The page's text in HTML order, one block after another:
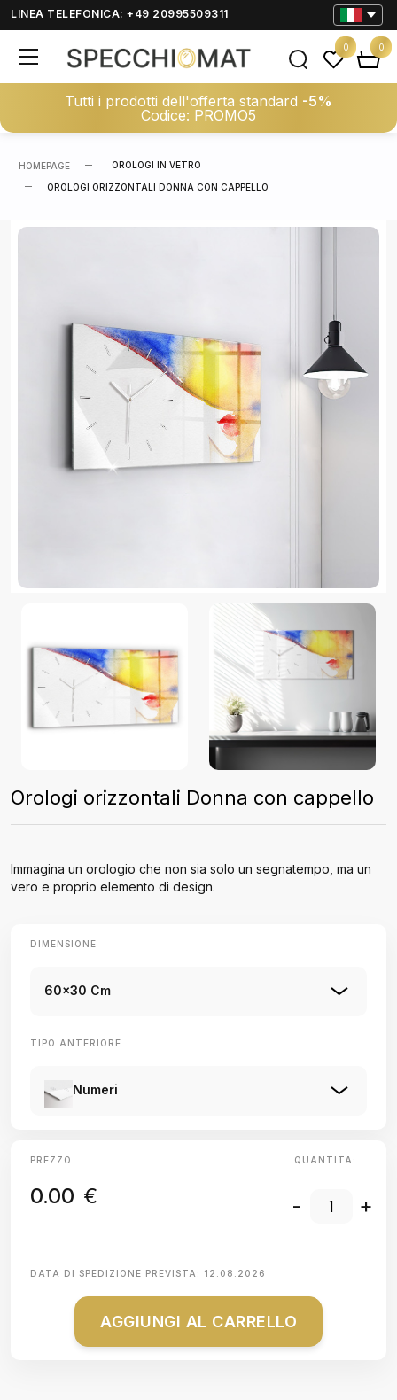
LINEA TELEFONICA: +49 20995509311
Tutti i prodotti dell'offerta standard -5%
Codice: PROMO5
0 0
HOMEPAGE OROLOGI IN VETRO
OROLOGI ORIZZONTALI DONNA CON CAPPELLO
Orologi orizzontali Donna con cappello
Immagina un orologio che non sia solo un segnatempo, ma un
vero e proprio elemento di design.
DIMENSIONE
60x30 Cm
TIPO ANTERIORE
Numeri
PREZZO
0.00 €
QUANTITÀ:
- +
DATA DI SPEDIZIONE PREVISTA: 12.08.2026
AGGIUNGI AL CARRELLO